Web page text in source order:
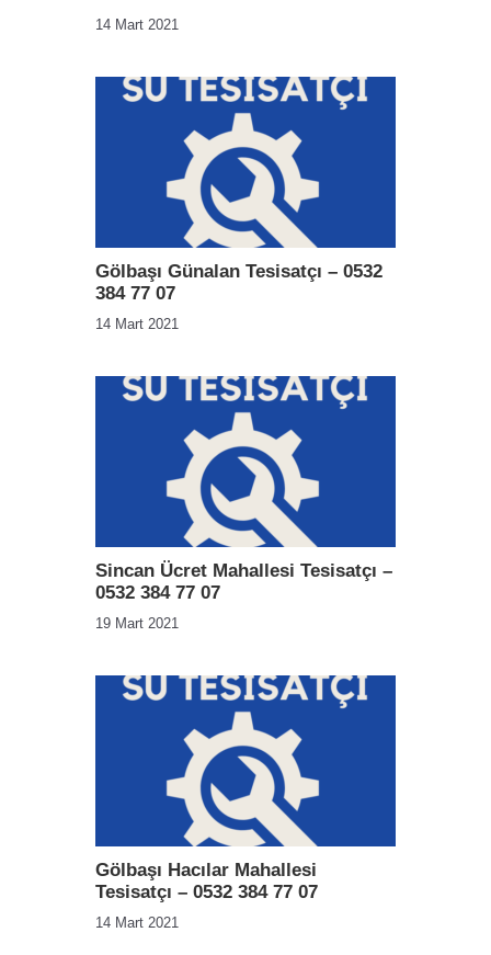
14 Mart 2021
Gölbaşı Günalan Tesisatçı – 0532
384 77 07
14 Mart 2021
Sincan Ücret Mahallesi Tesisatçı –
0532 384 77 07
19 Mart 2021
Gölbaşı Hacılar Mahallesi
Tesisatçı – 0532 384 77 07
14 Mart 2021